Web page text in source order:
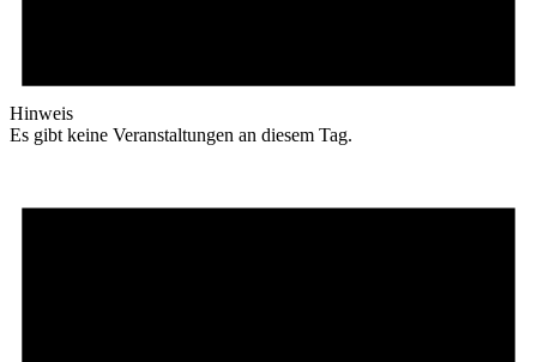
Hinweis
Es gibt keine Veranstaltungen an diesem Tag.